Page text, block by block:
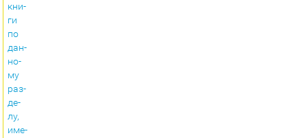
кни­
ги
по
дан­
но­
му
раз­
де­
лу,
име­